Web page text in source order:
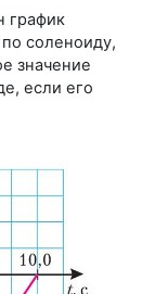
график
соленоиду,
значение
если его